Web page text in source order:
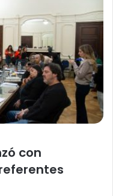
con